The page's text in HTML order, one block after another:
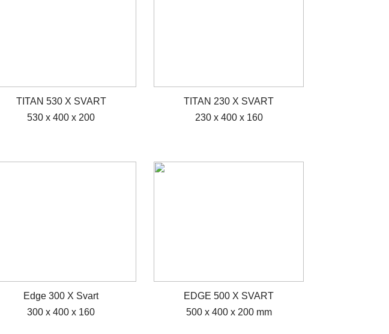
TITAN 530 X SVART
530 x 400 x 200
TITAN 230 X SVART
230 x 400 x 160
Edge 300 X Svart
300 x 400 x 160
EDGE 500 X SVART
500 x 400 x 200 mm